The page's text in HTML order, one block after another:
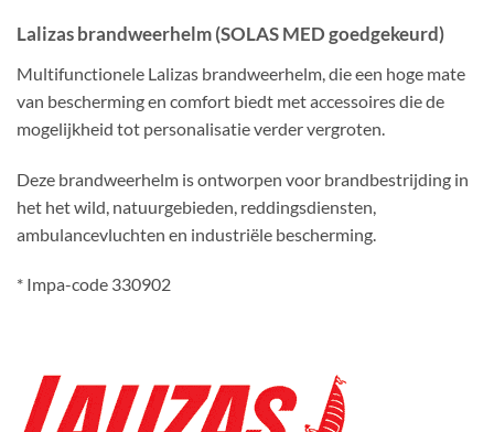
Lalizas brandweerhelm (SOLAS MED goedgekeurd)
Multifunctionele Lalizas brandweerhelm, die een hoge mate
van bescherming en comfort biedt met accessoires die de
mogelijkheid tot personalisatie verder vergroten.
Deze brandweerhelm is ontworpen voor brandbestrijding in
het het wild, natuurgebieden, reddingsdiensten,
ambulancevluchten en industriële bescherming.
* Impa-code 330902